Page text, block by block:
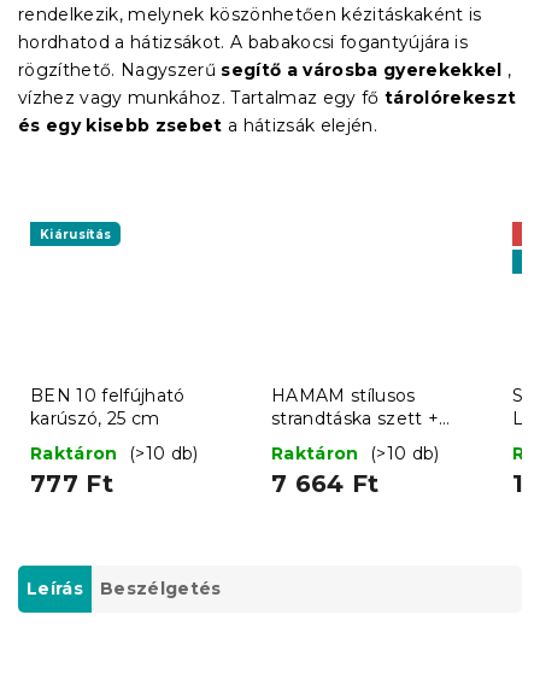
rendelkezik, melynek köszönhetően kézitáskaként is
hordhatod a hátizsákot. A babakocsi fogantyújára is
rögzíthető. Nagyszerű segítő a városba gyerekekkel ,
vízhez vagy munkához. Tartalmaz egy fő tárolórekeszt
és egy kisebb zsebet a hátizsák elején.
Kiárusítás
BEN 10 felfújható
karúszó, 25 cm
Raktáron
(>10 db)
777 Ft
HAMAM stílusos
strandtáska szett +
törölköző 75x150 cm,
türkiz
Raktáron (>10 db)
7 664 Ft 1
Leírás Beszélgetés